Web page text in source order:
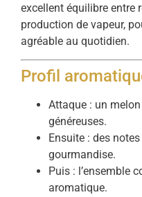
excellent équilibre entre
production de vapeur,
agréable au quotidien.
Profil
Attaque : un
généreuses.
Ensuite : des
gourmandise.
Puis : l’ensemble
aromatique.